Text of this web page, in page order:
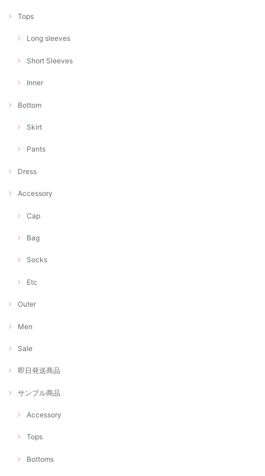
Tops
Long sleeves
Short Sleeves
Inner
Bottom
Skirt
Pants
Dress
Accessory
Cap
Bag
Socks
Etc
Outer
Men
Sale
即日発送商品
サンプル商品
Accessory
Tops
Bottoms